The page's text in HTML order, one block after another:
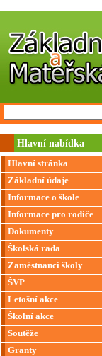
Hlavní nabídka
Hlavní stránka
Základní údaje
Informace o škole
Informace pro rodiče
Dokumenty
Školská rada
Zaměstnanci školy
ŠVP
Letošní akce
Školní akce
Soutěže
Granty